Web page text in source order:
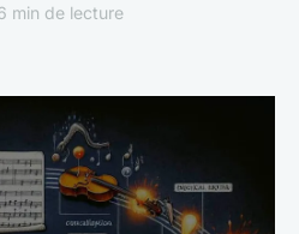
min de lecture